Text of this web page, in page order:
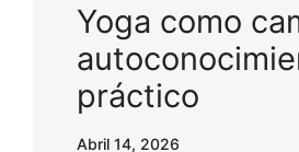
Yoga como
práctico
Abril 14, 2026